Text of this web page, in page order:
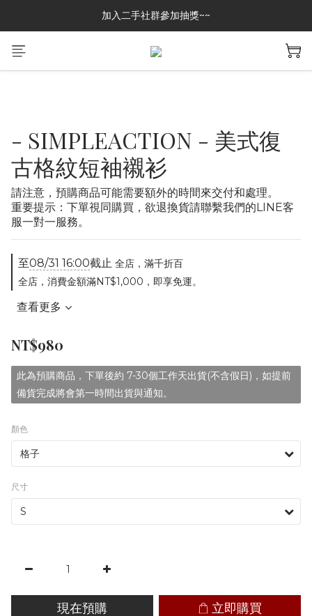
加入二手社群參加抽獎~~
加入二手社群參加抽獎~~
GREASE CLUB 已上架!!限時優惠中
- SIMPLEACTION - 美式復
古格紋短袖襯衫
請注意，預購商品可能需要額外的時間來交付和處理。
重要提示：下單視同購買，欲退換貨請聯繫我們的LINE客
服一對一服務。
至08/31 16:00截止 全店，滿千折百
全店，消費金額滿NT$1,000，即享免運。
查看更多
NT$980
此為預購商品，下單後約 7-30個工作天出貨(不含假日)，如提前
備貨完成將會第一時間出貨與通知。
顏色
尺寸
現在預購 立即購買